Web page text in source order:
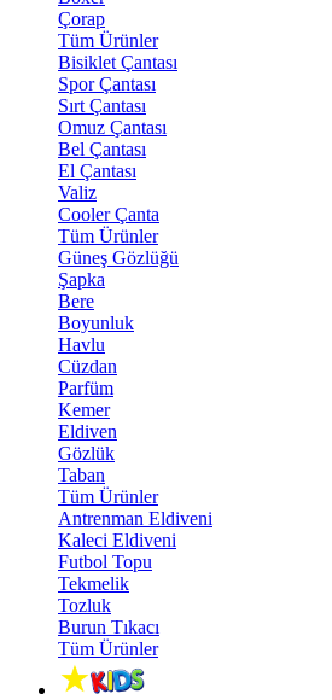
Çorap
Tüm Ürünler
Bisiklet Çantası
Spor Çantası
Sırt Çantası
Omuz Çantası
Bel Çantası
El Çantası
Valiz
Cooler Çanta
Tüm Ürünler
Güneş Gözlüğü
Şapka
Bere
Boyunluk
Havlu
Cüzdan
Parfüm
Kemer
Eldiven
Gözlük
Taban
Tüm Ürünler
Antrenman Eldiveni
Kaleci Eldiveni
Futbol Topu
Tekmelik
Tozluk
Burun Tıkacı
Tüm Ürünler